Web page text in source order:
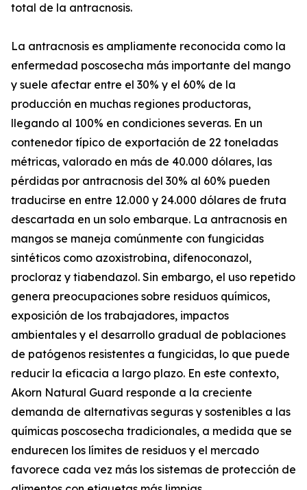
total de la antracnosis.
La antracnosis es ampliamente reconocida como la
enfermedad poscosecha más importante del mango
y suele afectar entre el 30% y el 60% de la
producción en muchas regiones productoras,
llegando al 100% en condiciones severas. En un
contenedor típico de exportación de 22 toneladas
métricas, valorado en más de 40.000 dólares, las
pérdidas por antracnosis del 30% al 60% pueden
traducirse en entre 12.000 y 24.000 dólares de fruta
descartada en un solo embarque. La antracnosis en
mangos se maneja comúnmente con fungicidas
sintéticos como azoxistrobina, difenoconazol,
procloraz y tiabendazol. Sin embargo, el uso repetido
genera preocupaciones sobre residuos químicos,
exposición de los trabajadores, impactos
ambientales y el desarrollo gradual de poblaciones
de patógenos resistentes a fungicidas, lo que puede
reducir la eficacia a largo plazo. En este contexto,
Akorn Natural Guard responde a la creciente
demanda de alternativas seguras y sostenibles a las
químicas poscosecha tradicionales, a medida que se
endurecen los límites de residuos y el mercado
favorece cada vez más los sistemas de protección de